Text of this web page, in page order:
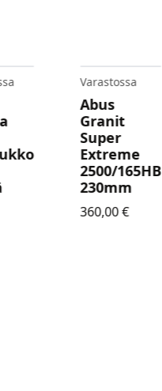
Varastossa
Abus
Granit
Super
Extreme
2500/165HB
230mm
360,00€